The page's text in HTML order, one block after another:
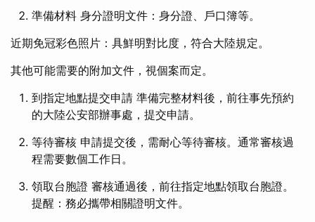
準備材料 身分證明文件：身分證、戶口簿等。
近期免冠彩色照片：具鮮明對比度，符合大陸規定。
其他可能需要的附加文件，視個案而定。
到指定地點提交申請 準備完整材料後，前往事先預約
的大陸公安部辦事處，提交申請。
等待審核 申請提交後，需耐心等待審核。通常審核過
程需要數個工作日。
領取台胞證 審核通過後，前往指定地點領取台胞證。
提醒：務必攜帶相關證明文件。